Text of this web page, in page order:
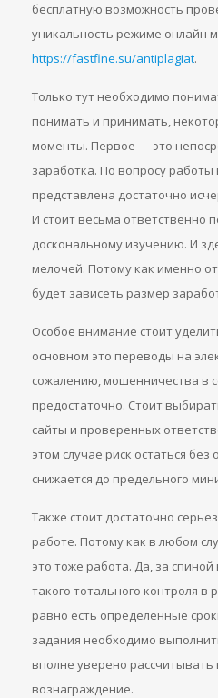
бесплатную возможность
уникальность режиме онлайн
https://fastfine.su/antiplagiat.
Только тут необходимо
понимать и принимать,
моменты. Первое — это
заработка. По вопросу работы
представлена достаточно
И стоит весьма ответственно
доскональному изучению. И
мелочей. Потому как именно
будет зависеть размер
Особое внимание стоит
основном это переводы на
сожалению, мошенничества в
предостаточно. Стоит
сайты и проверенных
этом случае риск остаться без
снижается до предельного
Также стоит достаточно
работе. Потому как в любом
это тоже работа. Да, за
такого тотального контроля в
равно есть определенные
задания необходимо
вполне уверено
вознаграждение.